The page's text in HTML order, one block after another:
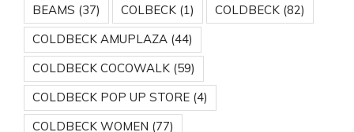
BEAMS (37) COLBECK (1) COLDBECK (82)
COLDBECK AMUPLAZA (44)
COLDBECK COCOWALK (59)
COLDBECK POP UP STORE (4)
COLDBECK WOMEN (77)